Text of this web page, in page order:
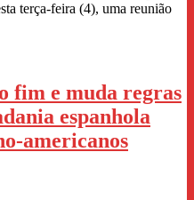
terça-feira (4), uma reunião
fim e muda regras
espanhola
americanos